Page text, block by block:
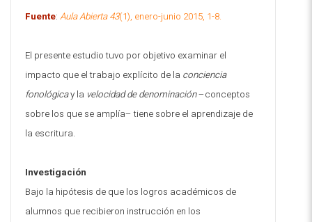
Fuente: Aula Abierta 43(1), enero-junio 2015, 1-8.
El presente estudio tuvo por objetivo examinar el
impacto que el trabajo explícito de la conciencia
fonológicay la velocidad de denominación–conceptos
sobre los que se amplía– tiene sobre el aprendizaje de
la escritura.
Investigación
Bajo la hipótesis de que los logros académicos de
alumnos que recibieron instrucción en los